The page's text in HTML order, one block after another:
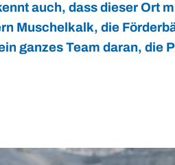
auch, dass dieser Ort
Muschelkalk, die
ganzes Team daran, die